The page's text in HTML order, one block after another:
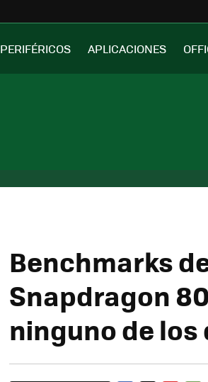
PERIFÉRICOS APLICACIONES
Benchmarks
Snapdragon
ninguno de los